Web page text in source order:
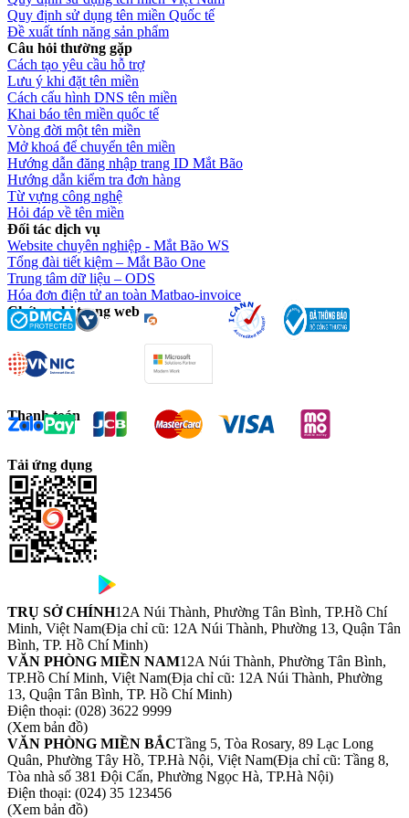
Quy định sử dụng tên miền Quốc tế
Đề xuất tính năng sản phẩm
Câu hỏi thường gặp
Cách tạo yêu cầu hỗ trợ
Lưu ý khi đặt tên miền
Cách cấu hình DNS tên miền
Khai báo tên miền quốc tế
Vòng đời một tên miền
Mở khoá để chuyển tên miền
Hướng dẫn đăng nhập trang ID Mắt Bão
Hướng dẫn kiểm tra đơn hàng
Từ vựng công nghệ
Hỏi đáp về tên miền
Đối tác dịch vụ
Website chuyên nghiệp - Mắt Bão WS
Tổng đài tiết kiệm – Mắt Bão One
Trung tâm dữ liệu – ODS
Hóa đơn điện tử an toàn Matbao-invoice
Chứng chỉ trang web
Thanh toán
Tải ứng dụng
TRỤ SỞ CHÍNH12A Núi Thành, Phường Tân Bình, TP.Hồ Chí
Minh, Việt Nam(Địa chỉ cũ: 12A Núi Thành, Phường 13, Quận Tân
Bình, TP. Hồ Chí Minh)
VĂN PHÒNG MIỀN NAM12A Núi Thành, Phường Tân Bình,
TP.Hồ Chí Minh, Việt Nam(Địa chỉ cũ: 12A Núi Thành, Phường
13, Quận Tân Bình, TP. Hồ Chí Minh)
Điện thoại: (028) 3622 9999
(Xem bản đồ)
VĂN PHÒNG MIỀN BẮCTầng 5, Tòa Rosary, 89 Lạc Long
Quân, Phường Tây Hồ, TP.Hà Nội, Việt Nam(Địa chỉ cũ: Tầng 8,
Tòa nhà số 381 Đội Cấn, Phường Ngọc Hà, TP.Hà Nội)
Điện thoại: (024) 35 123456
(Xem bản đồ)